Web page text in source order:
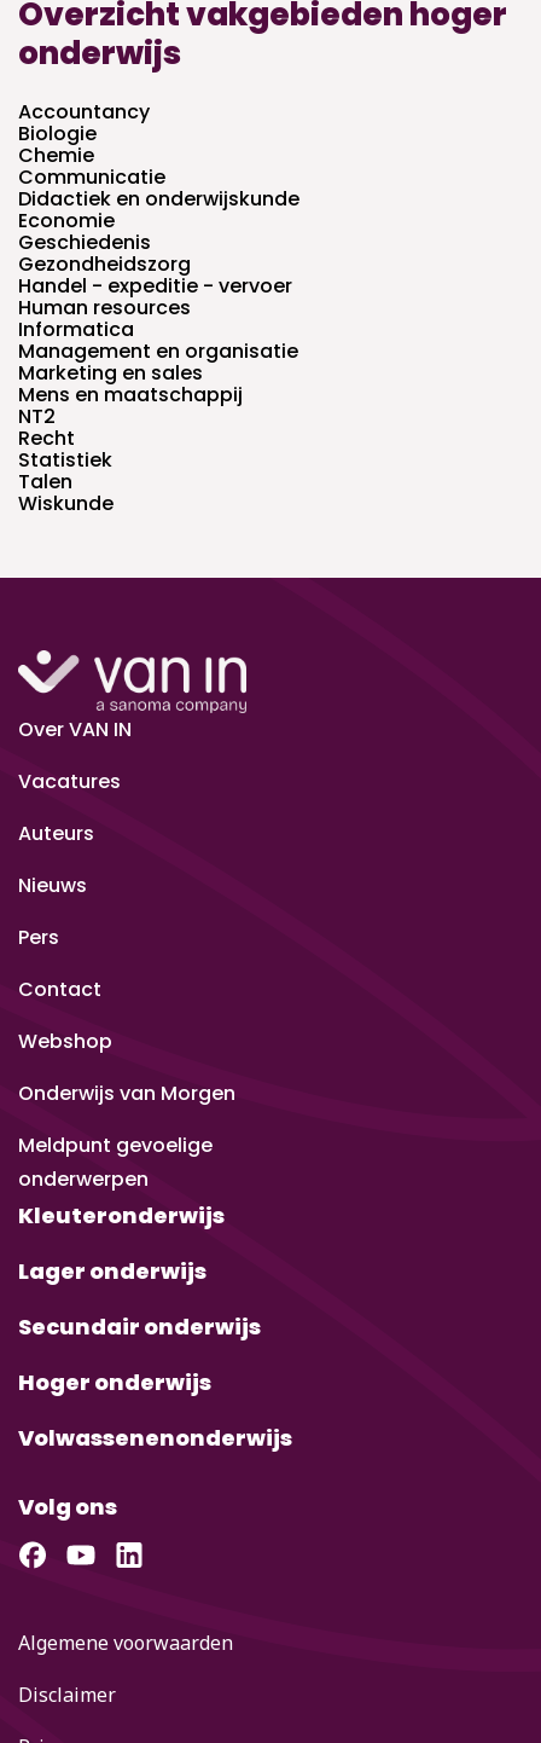
Overzicht vakgebieden hoger
onderwijs
Accountancy
Biologie
Chemie
Communicatie
Didactiek en onderwijskunde
Economie
Geschiedenis
Gezondheidszorg
Handel - expeditie - vervoer
Human resources
Informatica
Management en organisatie
Marketing en sales
Mens en maatschappij
NT2
Recht
Statistiek
Talen
Wiskunde
Over VAN IN
Vacatures
Auteurs
Nieuws
Pers
Contact
Webshop
Onderwijs van Morgen
Meldpunt gevoelige
onderwerpen
Kleuteronderwijs
Lager onderwijs
Secundair onderwijs
Hoger onderwijs
Volwassenenonderwijs
Volg ons
Algemene voorwaarden
Disclaimer